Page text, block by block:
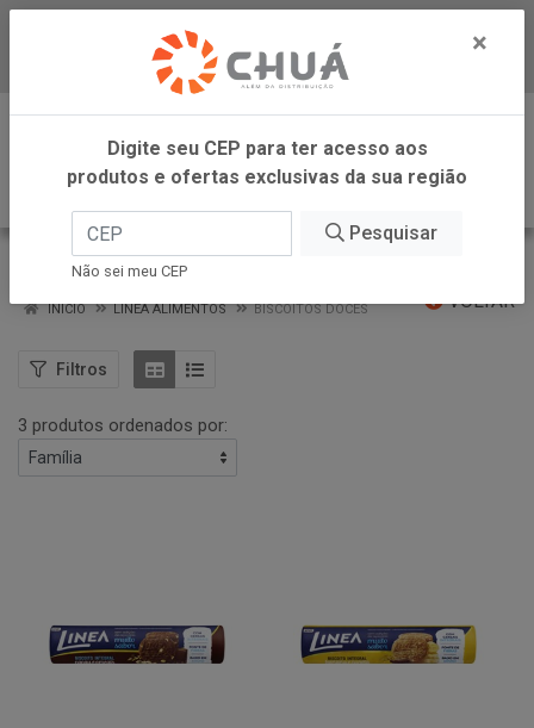
Baixe já nosso APP
0
BISCOITOS DOCES
VOLTAR
INÍCIO LINEA ALIMENTOS BISCOITOS DOCES
Filtros
3 produtos ordenados por:
×
Digite seu CEP para ter acesso aos
produtos e ofertas exclusivas da sua região
Pesquisar
Não sei meu CEP